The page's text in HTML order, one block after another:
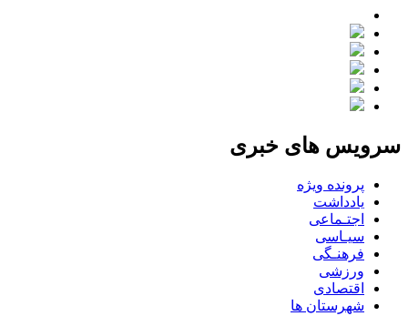
سرویس های خبری
پرونده ویژه
یادداشت
اجتـماعی
سیـاسی
فرهنـگی
ورزشی
اقتصادی
شهرستان ها